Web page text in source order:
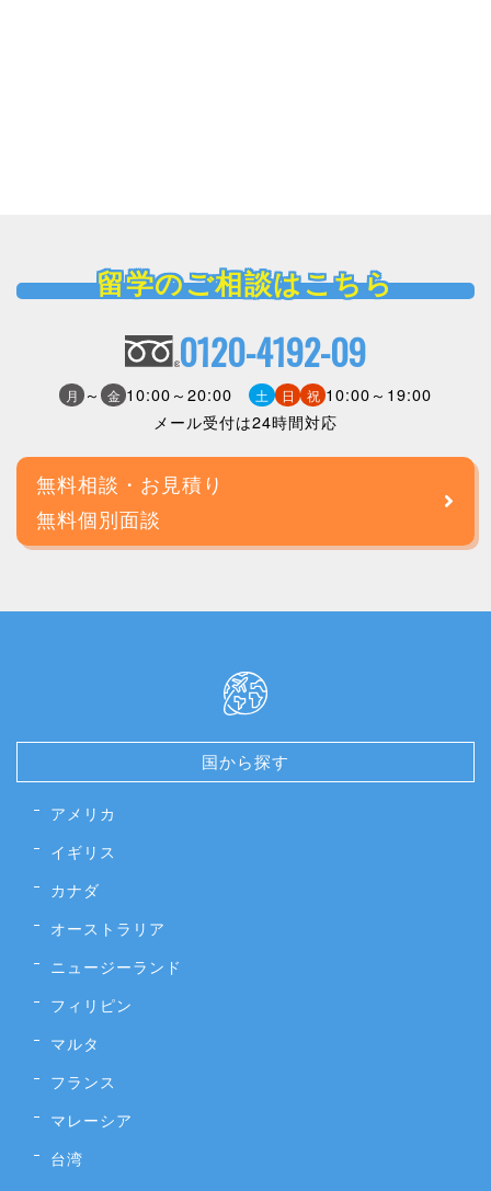
留学のご相談はこちら
0120-4192-09
月 ～ 金 10:00～20:00 土 日 祝 10:00～19:00
メール受付は24時間対応
無料相談・お見積り
無料個別面談
国から探す
アメリカ
イギリス
カナダ
オーストラリア
ニュージーランド
フィリピン
マルタ
フランス
マレーシア
台湾